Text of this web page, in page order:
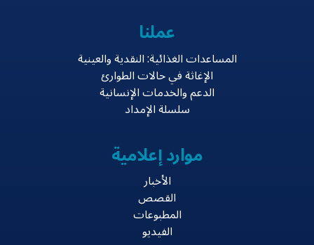
عملنا
المساعدات الغذائية: النقدية والعينية
الإغاثة في حالات الطوارئ
الدعم والخدمات الإنسانية
سلسلة الإمداد
موارد إعلامية
الأخبار
القصص
المطبوعات
الفيديو